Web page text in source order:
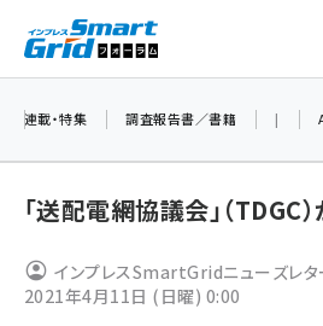
ン
スマートグリ
蓄電池 (409)
連載・特集 調査報告書／書籍 |
「送配電網協議会」（TDGC）
インプレスSmartGridニューズレ
2021年4月11日 (日曜) 0:00